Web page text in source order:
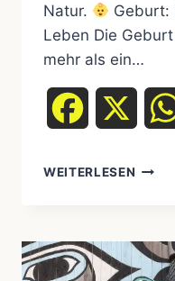
Natur.
Geburt:
Leben Die
mehr als ein…
Facebook
WEITERLESEN
WIE